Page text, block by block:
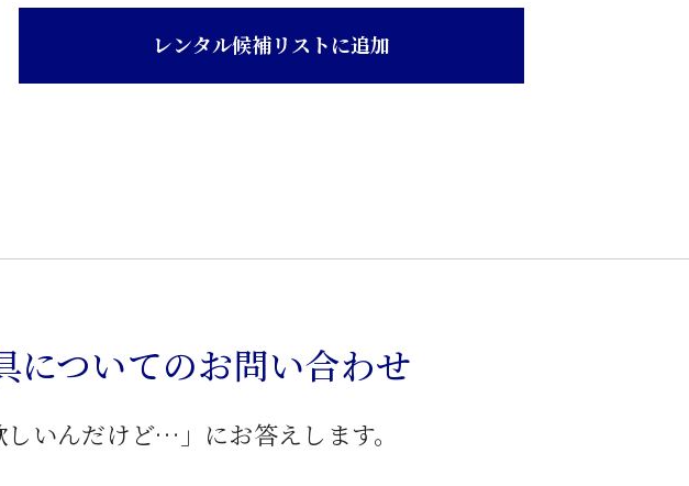
ブ
ル
レンタル候補リストに追加
についてのお問い合わせ
しいんだけど…」にお答えします。